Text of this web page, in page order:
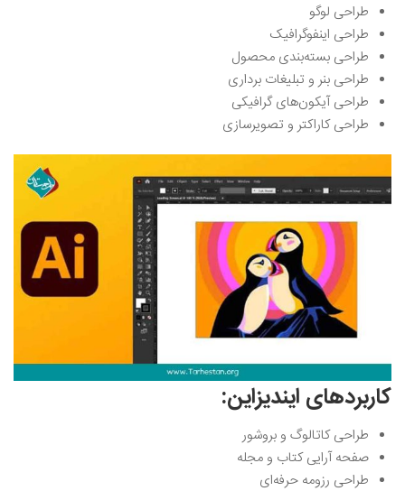
طراحی لوگو
طراحی اینفوگرافیک
طراحی بسته‌بندی محصول
طراحی بنر و تبلیغات برداری
طراحی آیکون‌های گرافیکی
طراحی کاراکتر و تصویرسازی
کاربردهای ایندیزاین:
طراحی کاتالوگ و بروشور
صفحه آرایی کتاب و مجله
طراحی رزومه حرفه‌ای